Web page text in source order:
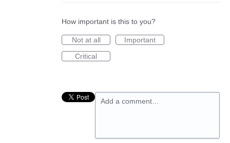
How important is this to you?
Not at all
Important
Critical
Add a comment…